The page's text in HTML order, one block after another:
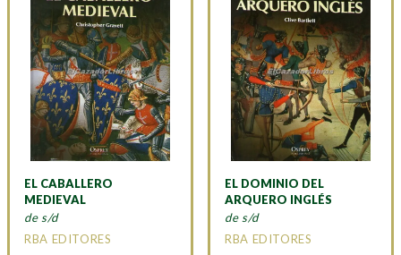
EL CABALLERO
MEDIEVAL
de s/d
RBA EDITORES
EL DOMINIO DEL
ARQUERO INGLÉS
de s/d
RBA EDITORES